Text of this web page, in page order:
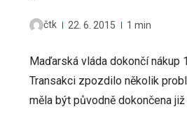
čtk 22. 6. 2015 1 min
Maďarská vláda dokončí
Transakci zpozdilo několik
měla být původně dokončena